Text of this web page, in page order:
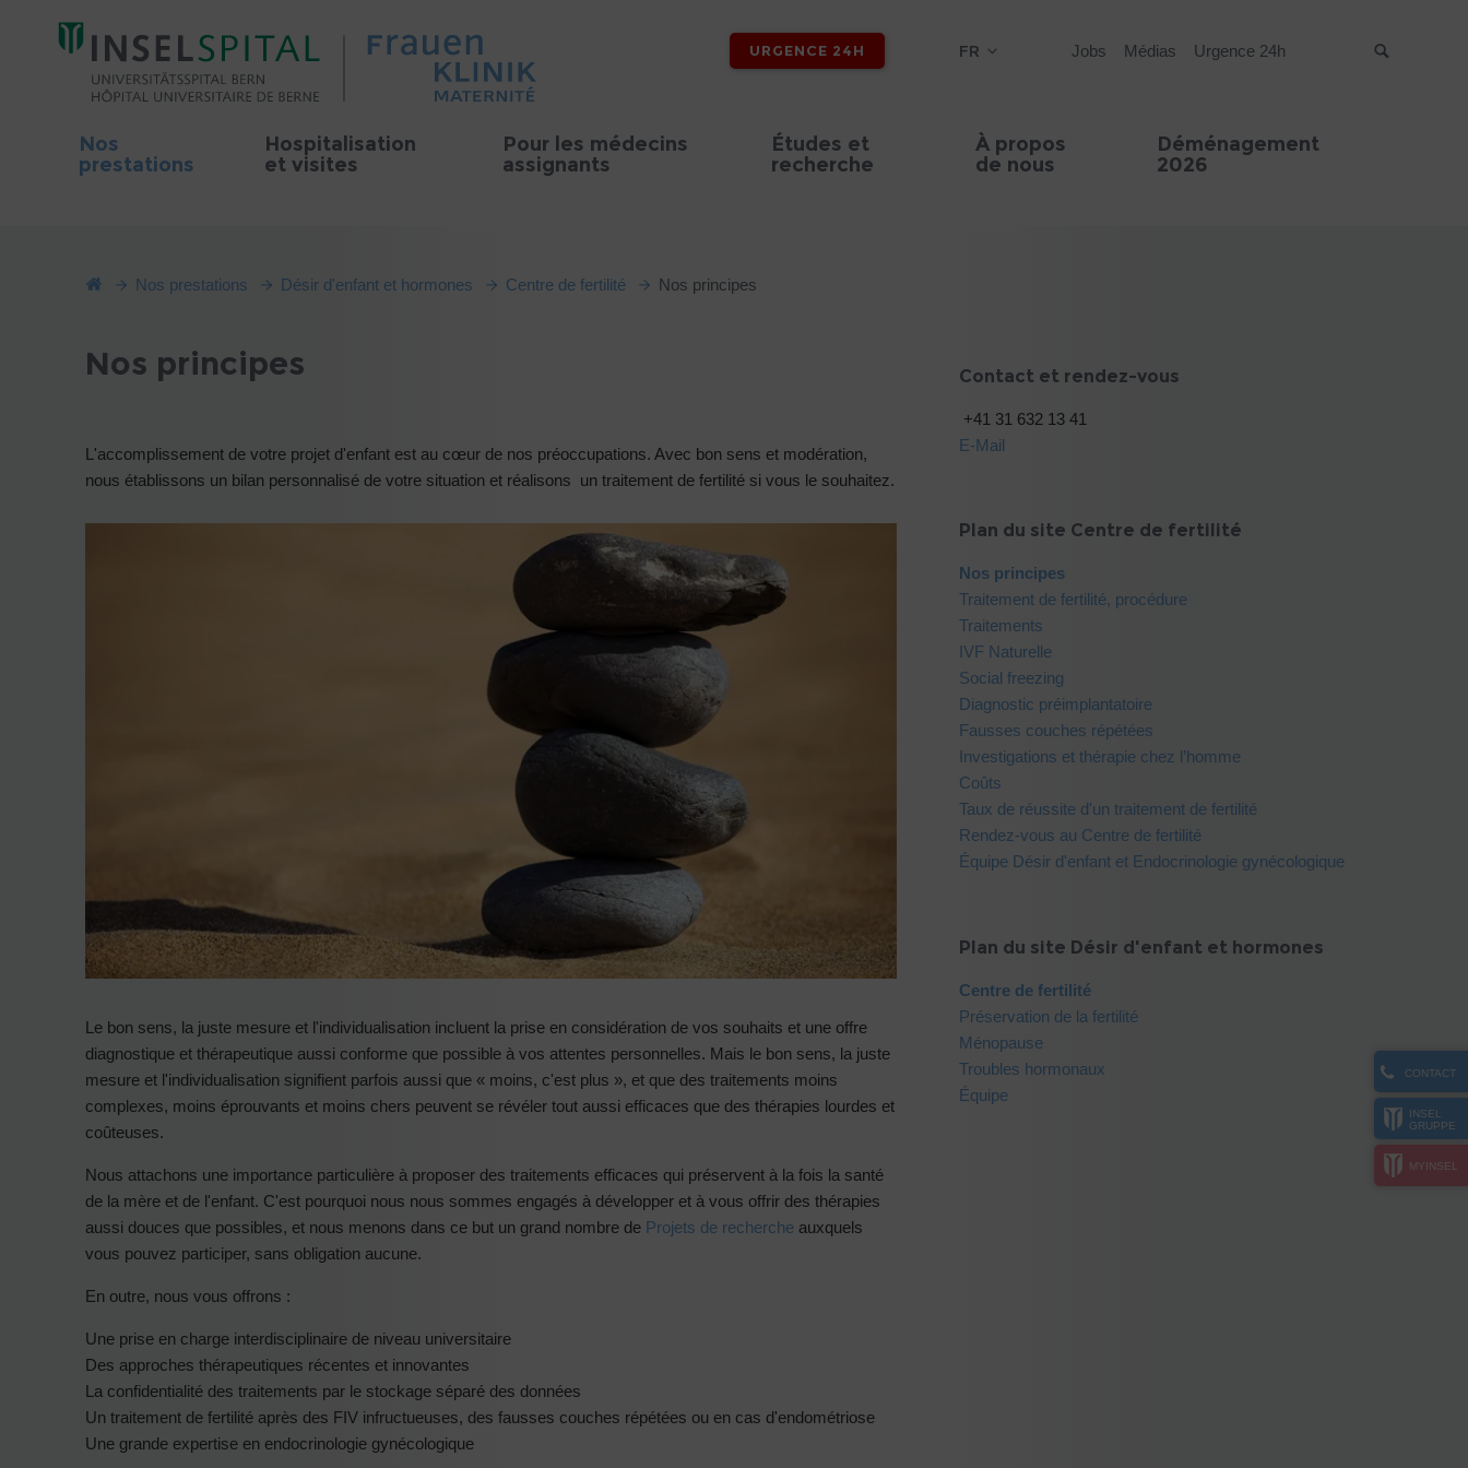
URGENCE 24H FR Jobs Médias Urgence 24h
Nos
prestations
Hospitalisation
et visites
Pour les médecins
assignants
Études et
recherche
À propos
de nous
Déménagement
2026
CONTACT
INSEL
GRUPPE
MYINSEL
Nos prestations Désir d'enfant et hormones Centre de fertilité Nos principes
Nos principes
L'accomplissement de votre projet d'enfant est au cœur de nos préoccupations. Avec bon sens et modération,
nous établissons un bilan personnalisé de votre situation et réalisons un traitement de fertilité si vous le souhaitez.
Le bon sens, la juste mesure et l'individualisation incluent la prise en considération de vos souhaits et une offre
diagnostique et thérapeutique aussi conforme que possible à vos attentes personnelles. Mais le bon sens, la juste
mesure et l'individualisation signifient parfois aussi que « moins, c'est plus », et que des traitements moins
complexes, moins éprouvants et moins chers peuvent se révéler tout aussi efficaces que des thérapies lourdes et
coûteuses.
Nous attachons une importance particulière à proposer des traitements efficaces qui préservent à la fois la santé
de la mère et de l'enfant. C'est pourquoi nous nous sommes engagés à développer et à vous offrir des thérapies
aussi douces que possibles, et nous menons dans ce but un grand nombre de Projets de recherche auxquels
vous pouvez participer, sans obligation aucune.
En outre, nous vous offrons :
Une prise en charge interdisciplinaire de niveau universitaire
Des approches thérapeutiques récentes et innovantes
La confidentialité des traitements par le stockage séparé des données
Un traitement de fertilité après des FIV infructueuses, des fausses couches répétées ou en cas d'endométriose
Une grande expertise en endocrinologie gynécologique
Contact et rendez-vous
+41 31 632 13 41
E-Mail
Plan du site Centre de fertilité
Nos principes
Traitement de fertilité, procédure
Traitements
IVF Naturelle
Social freezing
Diagnostic préimplantatoire
Fausses couches répétées
Investigations et thérapie chez l’homme
Coûts
Taux de réussite d'un traitement de fertilité
Rendez-vous au Centre de fertilité
Équipe Désir d'enfant et Endocrinologie gynécologique
Plan du site Désir d'enfant et hormones
Centre de fertilité
Préservation de la fertilité
Ménopause
Troubles hormonaux
Équipe